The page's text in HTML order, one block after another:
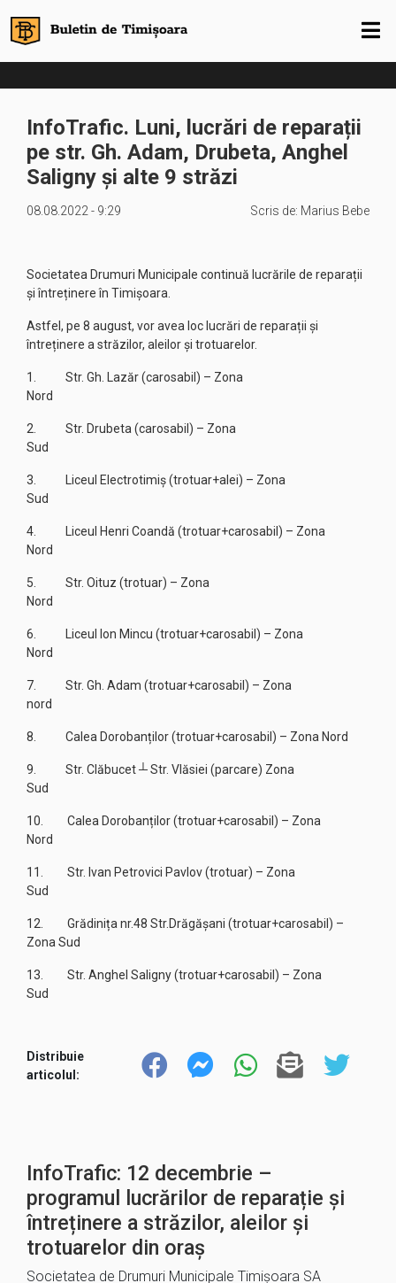
InfoTrafic. Luni, lucrări de reparații
pe str. Gh. Adam, Drubeta, Anghel
Saligny și alte 9 străzi
08.08.2022 - 9:29 Scris de: Marius Bebe
Societatea Drumuri Municipale continuă lucrările de reparații
și întreținere în Timișoara.
Astfel, pe 8 august, vor avea loc lucrări de reparații și
întreținere a străzilor, aleilor și trotuarelor.
1. Str. Gh. Lazăr (carosabil) – Zona
Nord
2. Str. Drubeta (carosabil) – Zona
Sud
3. Liceul Electrotimiș (trotuar+alei) – Zona
Sud
4. Liceul Henri Coandă (trotuar+carosabil) – Zona
Nord
5. Str. Oituz (trotuar) – Zona
Nord
6. Liceul Ion Mincu (trotuar+carosabil) – Zona
Nord
7. Str. Gh. Adam (trotuar+carosabil) – Zona
nord
8. Calea Dorobanților (trotuar+carosabil) – Zona Nord
9. Str. Clăbucet ┴ Str. Vlăsiei (parcare) Zona
Sud
10. Calea Dorobanților (trotuar+carosabil) – Zona
Nord
11. Str. Ivan Petrovici Pavlov (trotuar) – Zona
Sud
12. Grădinița nr.48 Str.Drăgășani (trotuar+carosabil) –
Zona Sud
13. Str. Anghel Saligny (trotuar+carosabil) – Zona
Sud
Distribuie
articolul:
InfoTrafic: 12 decembrie –
programul lucrărilor de reparație și
întreținere a străzilor, aleilor și
trotuarelor din oraș
Societatea de Drumuri Municipale Timișoara SA